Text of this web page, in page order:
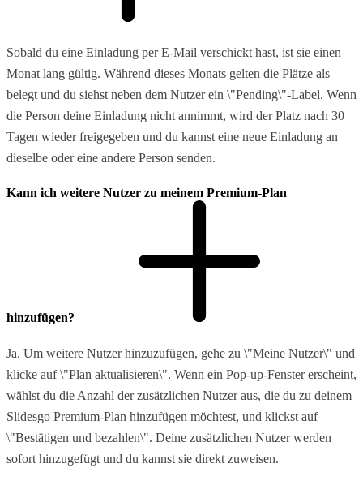
Sobald du eine Einladung per E-Mail verschickt hast, ist sie einen
Monat lang gültig. Während dieses Monats gelten die Plätze als
belegt und du siehst neben dem Nutzer ein \"Pending\"-Label. Wenn
die Person deine Einladung nicht annimmt, wird der Platz nach 30
Tagen wieder freigegeben und du kannst eine neue Einladung an
dieselbe oder eine andere Person senden.
Kann ich weitere Nutzer zu meinem Premium-Plan
hinzufügen?
Ja. Um weitere Nutzer hinzuzufügen, gehe zu \"Meine Nutzer\" und
klicke auf \"Plan aktualisieren\". Wenn ein Pop-up-Fenster erscheint,
wählst du die Anzahl der zusätzlichen Nutzer aus, die du zu deinem
Slidesgo Premium-Plan hinzufügen möchtest, und klickst auf
\"Bestätigen und bezahlen\". Deine zusätzlichen Nutzer werden
sofort hinzugefügt und du kannst sie direkt zuweisen.